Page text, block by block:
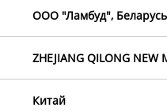
ООО "Ламбуд",
ZHEJIANG QILONG
Китай